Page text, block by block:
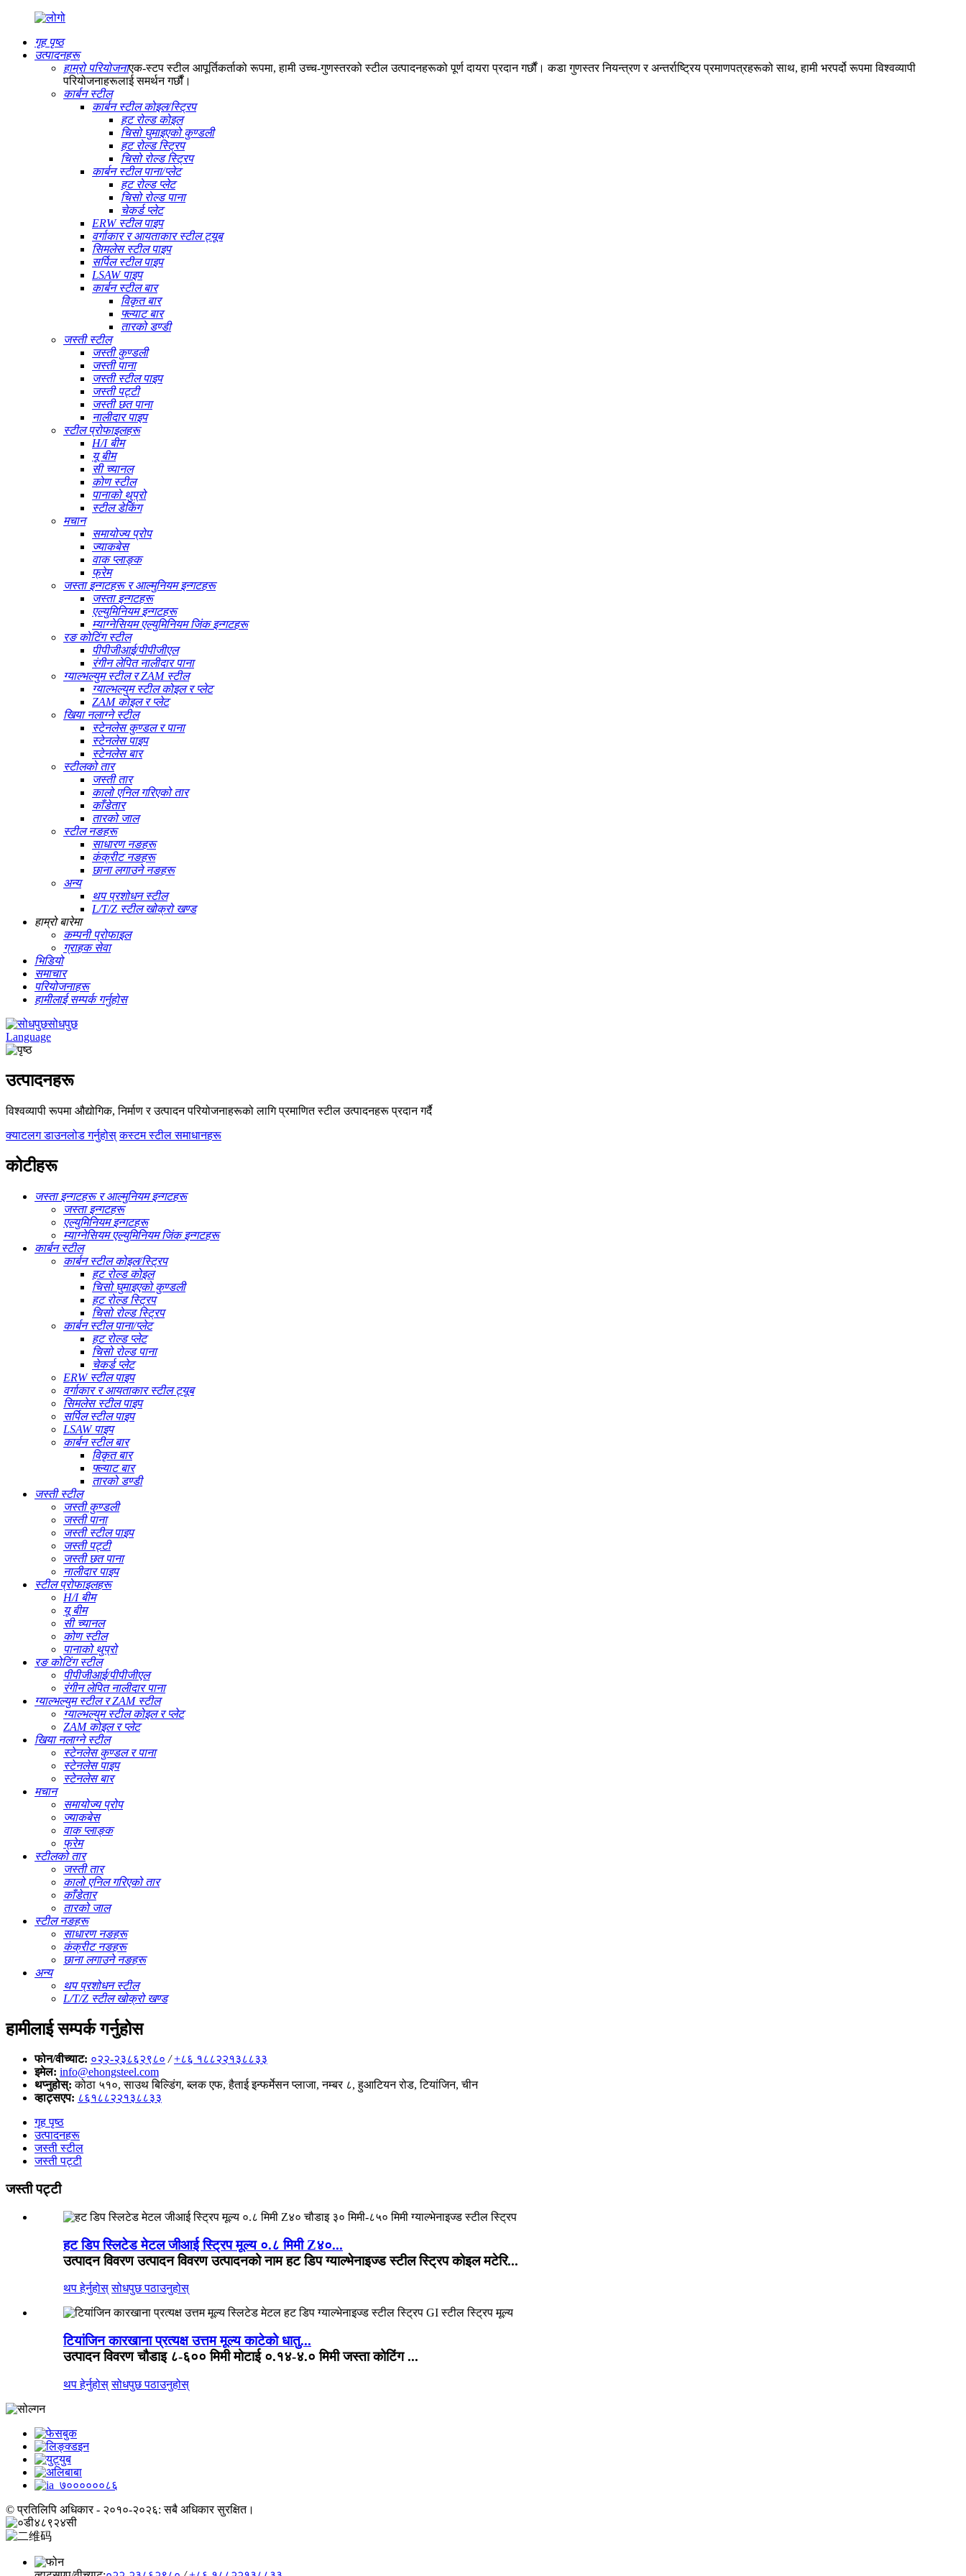
गृह पृष्ठ
उत्पादनहरू
हाम्रो परियोजनाएक-स्टप स्टील आपूर्तिकर्ताको रूपमा, हामी उच्च-गुणस्तरको स्टील उत्पादनहरूको पूर्ण दायरा प्रदान गर्छौं। कडा गुणस्तर नियन्त्रण र अन्तर्राष्ट्रिय प्रमाणपत्रहरूको साथ, हामी भरपर्दो रूपमा विश्वव्यापी
परियोजनाहरूलाई समर्थन गर्छौं।
कार्बन स्टील
कार्बन स्टील कोइल/स्ट्रिप
हट रोल्ड कोइल
चिसो घुमाइएको कुण्डली
हट रोल्ड स्ट्रिप
चिसो रोल्ड स्ट्रिप
कार्बन स्टील पाना/प्लेट
हट रोल्ड प्लेट
चिसो रोल्ड पाना
चेकर्ड प्लेट
ERW स्टील पाइप
वर्गाकार र आयताकार स्टील ट्यूब
सिमलेस स्टील पाइप
सर्पिल स्टील पाइप
LSAW पाइप
कार्बन स्टील बार
विकृत बार
फ्ल्याट बार
तारको डण्डी
जस्ती स्टील
जस्ती कुण्डली
जस्ती पाना
जस्ती स्टील पाइप
जस्ती पट्टी
जस्ती छत पाना
नालीदार पाइप
स्टील प्रोफाइलहरू
H/I बीम
यू बीम
सी च्यानल
कोण स्टील
पानाको थुप्रो
स्टील डेकिंग
मचान
समायोज्य प्रोप
ज्याकबेस
वाक प्लाङ्क
फ्रेम
जस्ता इन्गटहरू र आल्मुनियम इन्गटहरू
जस्ता इन्गटहरू
एल्युमिनियम इन्गटहरू
म्याग्नेसियम एल्युमिनियम जिंक इन्गटहरू
रङ कोटिंग स्टील
पीपीजीआई/पीपीजीएल
रंगीन लेपित नालीदार पाना
ग्याल्भल्युम स्टील र ZAM स्टील
ग्याल्भल्युम स्टील कोइल र प्लेट
ZAM कोइल र प्लेट
खिया नलाग्ने स्टील
स्टेनलेस कुण्डल र पाना
स्टेनलेस पाइप
स्टेनलेस बार
स्टीलको तार
जस्ती तार
कालो एनिल गरिएको तार
काँडेतार
तारको जाल
स्टील नङहरू
साधारण नङहरू
कंक्रीट नङहरू
छाना लगाउने नङहरू
अन्य
थप प्रशोधन स्टील
L/T/Z स्टील खोक्रो खण्ड
हाम्रो बारेमा
कम्पनी प्रोफाइल
ग्राहक सेवा
भिडियो
समाचार
परियोजनाहरू
हामीलाई सम्पर्क गर्नुहोस
सोधपुछ
Language
उत्पादनहरू
विश्वव्यापी रूपमा औद्योगिक, निर्माण र उत्पादन परियोजनाहरूको लागि प्रमाणित स्टील उत्पादनहरू प्रदान गर्दै
क्याटलग डाउनलोड गर्नुहोस् कस्टम स्टील समाधानहरू
कोटीहरू
जस्ता इन्गटहरू र आल्मुनियम इन्गटहरू
जस्ता इन्गटहरू
एल्युमिनियम इन्गटहरू
म्याग्नेसियम एल्युमिनियम जिंक इन्गटहरू
कार्बन स्टील
कार्बन स्टील कोइल/स्ट्रिप
हट रोल्ड कोइल
चिसो घुमाइएको कुण्डली
हट रोल्ड स्ट्रिप
चिसो रोल्ड स्ट्रिप
कार्बन स्टील पाना/प्लेट
हट रोल्ड प्लेट
चिसो रोल्ड पाना
चेकर्ड प्लेट
ERW स्टील पाइप
वर्गाकार र आयताकार स्टील ट्यूब
सिमलेस स्टील पाइप
सर्पिल स्टील पाइप
LSAW पाइप
कार्बन स्टील बार
विकृत बार
फ्ल्याट बार
तारको डण्डी
जस्ती स्टील
जस्ती कुण्डली
जस्ती पाना
जस्ती स्टील पाइप
जस्ती पट्टी
जस्ती छत पाना
नालीदार पाइप
स्टील प्रोफाइलहरू
H/I बीम
यू बीम
सी च्यानल
कोण स्टील
पानाको थुप्रो
रङ कोटिंग स्टील
पीपीजीआई/पीपीजीएल
रंगीन लेपित नालीदार पाना
ग्याल्भल्युम स्टील र ZAM स्टील
ग्याल्भल्युम स्टील कोइल र प्लेट
ZAM कोइल र प्लेट
खिया नलाग्ने स्टील
स्टेनलेस कुण्डल र पाना
स्टेनलेस पाइप
स्टेनलेस बार
मचान
समायोज्य प्रोप
ज्याकबेस
वाक प्लाङ्क
फ्रेम
स्टीलको तार
जस्ती तार
कालो एनिल गरिएको तार
काँडेतार
तारको जाल
स्टील नङहरू
साधारण नङहरू
कंक्रीट नङहरू
छाना लगाउने नङहरू
अन्य
थप प्रशोधन स्टील
L/T/Z स्टील खोक्रो खण्ड
हामीलाई सम्पर्क गर्नुहोस
फोन/वीच्याट: ०२२-२३८६२९८० / +८६ १८८२२१३८८३३
इमेल: info@ehongsteel.com
थप्नुहोस्: कोठा ५१०, साउथ बिल्डिंग, ब्लक एफ, हैताई इन्फर्मेसन प्लाजा, नम्बर ८, हुआटियन रोड, टियांजिन, चीन
व्हाट्सएप: ८६१८८२२१३८८३३
गृह पृष्ठ
उत्पादनहरू
जस्ती स्टील
जस्ती पट्टी
जस्ती पट्टी
हट डिप स्लिटेड मेटल जीआई स्ट्रिप मूल्य ०.८ मिमी Z४०...
उत्पादन विवरण उत्पादन विवरण उत्पादनको नाम हट डिप ग्याल्भेनाइज्ड स्टील स्ट्रिप कोइल मटेरि...
थप हेर्नुहोस् सोधपुछ पठाउनुहोस्
टियांजिन कारखाना प्रत्यक्ष उत्तम मूल्य काटेको धातु...
उत्पादन विवरण चौडाइ ८-६०० मिमी मोटाई ०.१४-४.० मिमी जस्ता कोटिंग ...
थप हेर्नुहोस् सोधपुछ पठाउनुहोस्
© प्रतिलिपि अधिकार - २०१०-२०२६: सबै अधिकार सुरक्षित।